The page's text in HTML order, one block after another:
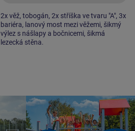
2x věž, tobogán, 2x stříška ve tvaru "A", 3x
bariéra, lanový most mezi věžemi, šikmý
výlez s nášlapy a bočnicemi, šikmá
lezecká stěna.